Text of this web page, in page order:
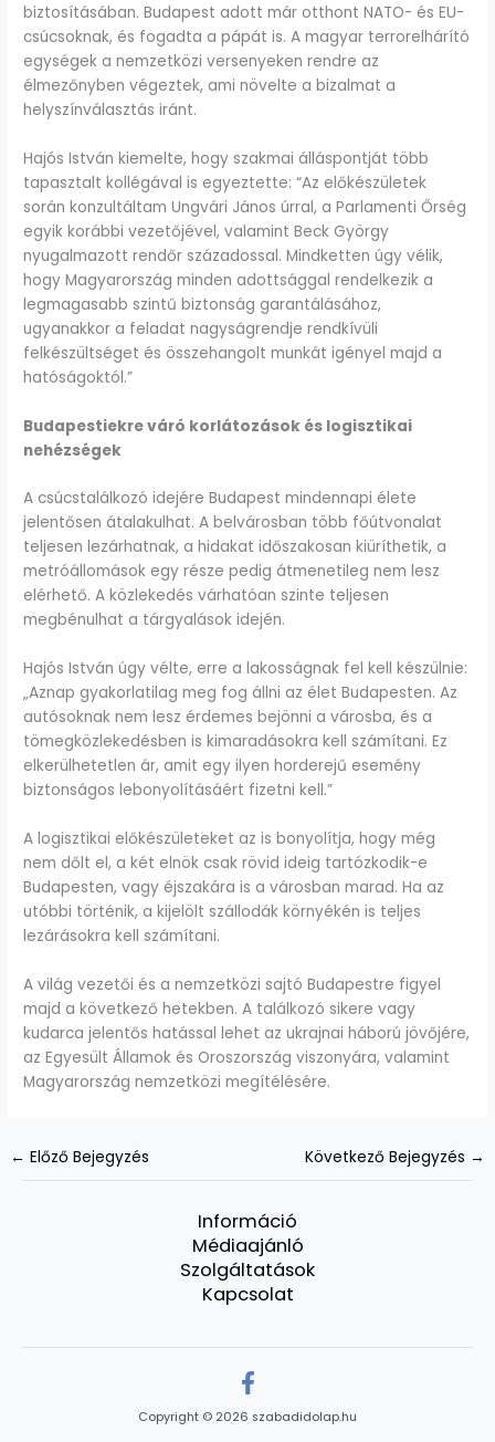
biztosításában. Budapest adott már otthont NATO- és EU-
csúcsoknak, és fogadta a pápát is. A magyar terrorelhárító
egységek a nemzetközi versenyeken rendre az
élmezőnyben végeztek, ami növelte a bizalmat a
helyszínválasztás iránt.
Hajós István kiemelte, hogy szakmai álláspontját több
tapasztalt kollégával is egyeztette: “Az előkészületek
során konzultáltam Ungvári János úrral, a Parlamenti Őrség
egyik korábbi vezetőjével, valamint Beck György
nyugalmazott rendőr századossal. Mindketten úgy vélik,
hogy Magyarország minden adottsággal rendelkezik a
legmagasabb szintű biztonság garantálásához,
ugyanakkor a feladat nagyságrendje rendkívüli
felkészültséget és összehangolt munkát igényel majd a
hatóságoktól.”
Budapestiekre váró korlátozások és logisztikai
nehézségek
A csúcstalálkozó idejére Budapest mindennapi élete
jelentősen átalakulhat. A belvárosban több főútvonalat
teljesen lezárhatnak, a hidakat időszakosan kiüríthetik, a
metróállomások egy része pedig átmenetileg nem lesz
elérhető. A közlekedés várhatóan szinte teljesen
megbénulhat a tárgyalások idején.
Hajós István úgy vélte, erre a lakosságnak fel kell készülnie:
„Aznap gyakorlatilag meg fog állni az élet Budapesten. Az
autósoknak nem lesz érdemes bejönni a városba, és a
tömegközlekedésben is kimaradásokra kell számítani. Ez
elkerülhetetlen ár, amit egy ilyen horderejű esemény
biztonságos lebonyolításáért fizetni kell.”
A logisztikai előkészületeket az is bonyolítja, hogy még
nem dőlt el, a két elnök csak rövid ideig tartózkodik-e
Budapesten, vagy éjszakára is a városban marad. Ha az
utóbbi történik, a kijelölt szállodák környékén is teljes
lezárásokra kell számítani.
A világ vezetői és a nemzetközi sajtó Budapestre figyel
majd a következő hetekben. A találkozó sikere vagy
kudarca jelentős hatással lehet az ukrajnai háború jövőjére,
az Egyesült Államok és Oroszország viszonyára, valamint
Magyarország nemzetközi megítélésére.
← Előző Bejegyzés Következő Bejegyzés →
Információ
Médiaajánló
Szolgáltatások
Kapcsolat
Copyright © 2026 szabadidolap.hu